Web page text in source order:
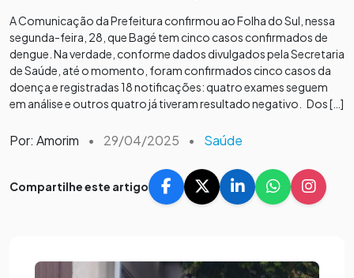
A Comunicação da Prefeitura confirmou ao Folha do Sul, nessa
segunda-feira, 28, que Bagé tem cinco casos confirmados de
dengue. Na verdade, conforme dados divulgados pela Secretaria
de Saúde, até o momento, foram confirmados cinco casos da
doença e registradas 18 notificações: quatro exames seguem
em análise e outros quatro já tiveram resultado negativo. Dos […]
Por: Amorim • 29/04/2025 • Saúde
Compartilhe este artigo